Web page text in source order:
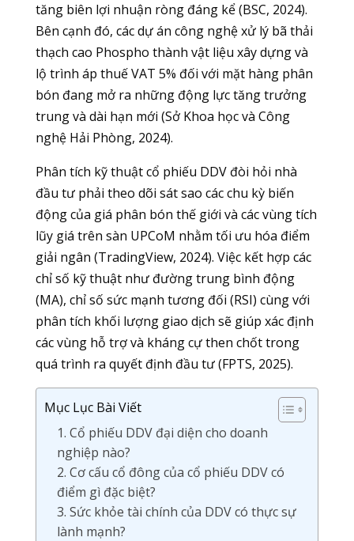
tăng biên lợi nhuận ròng đáng kể (BSC, 2024).
Bên cạnh đó, các dự án công nghệ xử lý bã thải
thạch cao Phospho thành vật liệu xây dựng và
lộ trình áp thuế VAT 5% đối với mặt hàng phân
bón đang mở ra những động lực tăng trưởng
trung và dài hạn mới (Sở Khoa học và Công
nghệ Hải Phòng, 2024).
Phân tích kỹ thuật cổ phiếu DDV đòi hỏi nhà
đầu tư phải theo dõi sát sao các chu kỳ biến
động của giá phân bón thế giới và các vùng tích
lũy giá trên sàn UPCoM nhằm tối ưu hóa điểm
giải ngân (TradingView, 2024). Việc kết hợp các
chỉ số kỹ thuật như đường trung bình động
(MA), chỉ số sức mạnh tương đối (RSI) cùng với
phân tích khối lượng giao dịch sẽ giúp xác định
các vùng hỗ trợ và kháng cự then chốt trong
quá trình ra quyết định đầu tư (FPTS, 2025).
Mục Lục Bài Viết
1. Cổ phiếu DDV đại diện cho doanh
nghiệp nào?
2. Cơ cấu cổ đông của cổ phiếu DDV có
điểm gì đặc biệt?
3. Sức khỏe tài chính của DDV có thực sự
lành mạnh?